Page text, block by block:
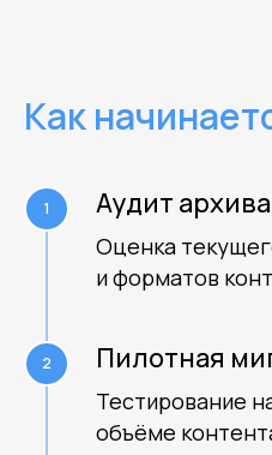
Как
Аудит архива
Оценка
и форматов
Пилотная
Тестирование
объёме